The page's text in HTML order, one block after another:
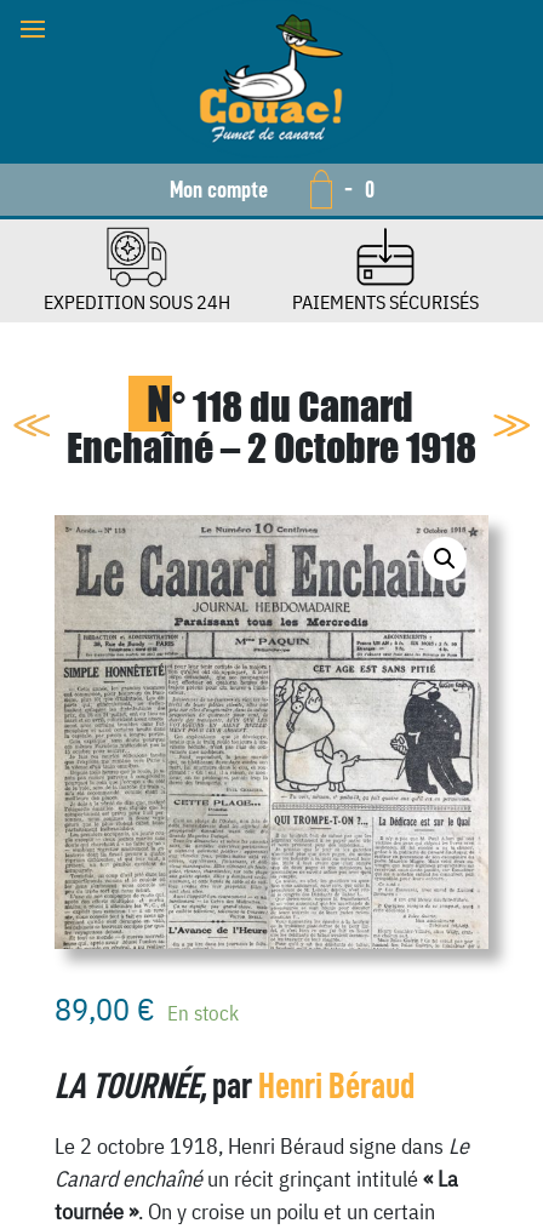
Mon compte - 0
EXPEDITION SOUS 24H PAIEMENTS SÉCURISÉS
N° 118 du Canard
Enchaîné – 2 Octobre 1918
89,00 € En stock
LA TOURNÉE,par Henri Béraud
Le 2 octobre 1918, Henri Béraud signe dans Le
Canard enchaînéun récit grinçant intitulé« La
tournée ». On y croise un poilu et un certain